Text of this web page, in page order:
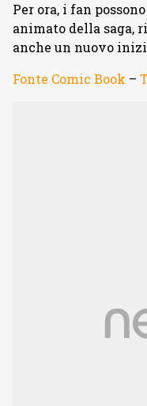
Per ora, i fan
animato della saga,
anche un nuovo
Fonte Comic Book –